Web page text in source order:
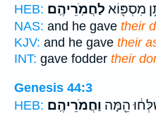
HEB:
מִסְפּ֖וֹא לַחֲמֹֽרֵיהֶֽם׃
NAS: and he gave their
KJV: and he gave their
INT: gave fodder their
Genesis 44:3
HEB:
הֵ֖מָּה וַחֲמֹרֵיהֶֽם׃